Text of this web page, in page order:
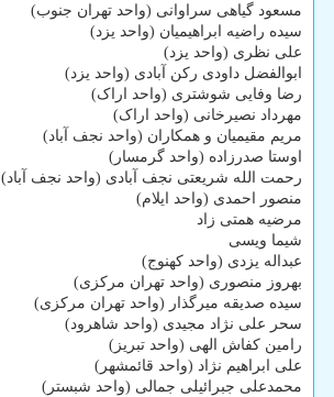
مسعود گیاهی سراوانی (واحد تهران جنوب)
سیده راضیه ابراهیمیان (واحد یزد)
علی نظری (واحد یزد)
ابوالفضل داودی رکن آبادی (واحد یزد)
رضا وفایی شوشتری (واحد اراک)
مهرداد نصیرخانی (واحد اراک)
مریم مقیمیان و همکاران (واحد نجف آباد)
اوستا صدرزاده (واحد گرمسار)
رحمت الله شریعتی نجف آبادی (واحد نجف آباد)
منصور احمدی (واحد ایلام)
مرضیه همتی زاد
شیما ویسی
عبداله یزدی (واحد کهنوج)
بهروز منصوری (واحد تهران مرکزی)
سیده صدیقه میرگذار (واحد تهران مرکزی)
سحر علی نژاد مجیدی (واحد شاهرود)
رامین کفاش الهی (واحد تبریز)
علی ابراهیم نژاد (واحد قائمشهر)
محمدعلی جبرائیلی جمالی (واحد شبستر)